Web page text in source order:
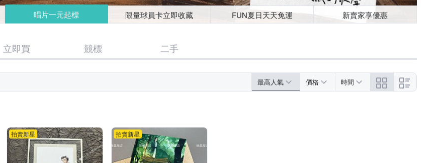
唱片一元起標 限量球員卡立即收藏 FUN夏日天天免運 新賣家享優惠
立即買 競標 二手
最高人氣 價格 時間
拍賣新星 拍賣新星